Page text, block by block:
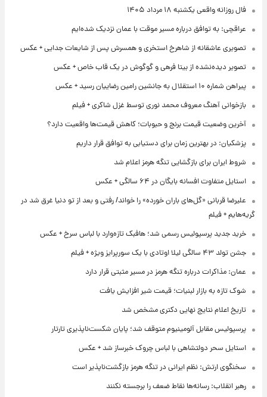
فال روزانه واقعی یکشنبه ۱۸ مرداد ۱۴۰۵
عراقچی: به توافق درباره مسیر موقت با عمان نزدیک شده‌ایم
تصویری عاشقانه از شاهرخ استخری و همسرش پس از شایعات جدایی + عکس
تصویر دیده‌نشده از بیتا فرهی و گوگوش در یک قاب خاص + عکس
پیراهن شماره ۱۰ استقلال به جانشین رامین رضاییان رسید + عکس
بازخوانی آهنگ معروف محمد نوری توسط غزل شاکری + فیلم
آخرین وضعیت قیمت برنج و حبوبات؛ کاهش قیمت‌ها واقعیت دارد؟
پزشکیان: در بهترین زمان برای دستیابی به توافق قرار داریم
شروط ایران برای بازگشایی تنگه هرمز اعلام شد
استایل متفاوت افسانه بایگان در ۶۴ سالگی + عکس
علیرضا قربانی «گل‌های باران خورده» را خواند/ رفتی و بعد از تو دنیا غرق شد در
گریه‌هایم + فیلم
خرید جدید پرسپولیس رسمی شد؛ هافبک تازه‌وارد با لباس سرخ + عکس
جشن تولد ۴۳ سالگی لیلا اوتادی با یک سورپرایز ویژه + فیلم
عمان: مذاکرات درباره تنگه هرمز در مسیر مثبتی قرار دارد
شوک تازه به بازار لبنیات؛ قیمت شیر افزایش یافت
تاریخ اعلام نتایج نهایی دکتری مشخص شد
پرسپولیس مقابل آلومینیوم متوقف شد؛ پایان شکست‌ناپذیری تارتار
استایل سحر دولتشاهی با لباس چروک خبرساز شد + عکس
سخنگوی ارتش: نظم ایرانی در تنگه هرمز بازگشت‌ناپذیر است
رهبر انقلاب: رسانه‌ها نقاط ضعف را برجسته نکنند